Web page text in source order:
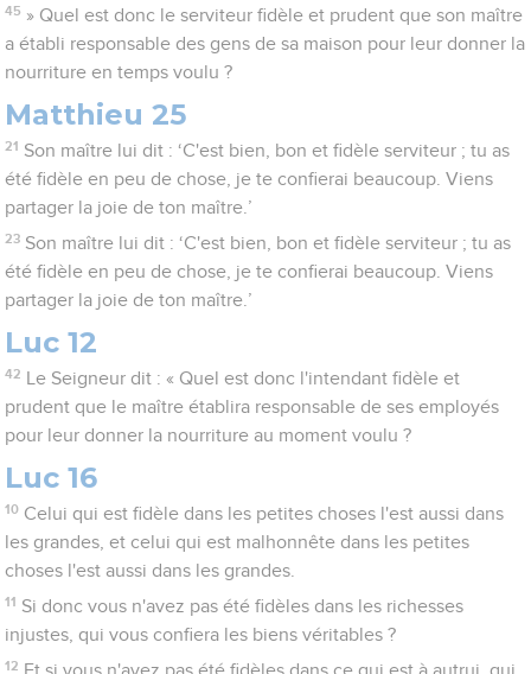
45 » Quel est donc le serviteur fidèle et prudent que son maître
a établi responsable des gens de sa maison pour leur donner la
nourriture en temps voulu ?
Matthieu 25
21 Son maître lui dit : ‘C'est bien, bon et fidèle serviteur ; tu as
été fidèle en peu de chose, je te confierai beaucoup. Viens
partager la joie de ton maître.’
23 Son maître lui dit : ‘C'est bien, bon et fidèle serviteur ; tu as
été fidèle en peu de chose, je te confierai beaucoup. Viens
partager la joie de ton maître.’
Luc 12
42
Le Seigneur dit : « Quel est donc l'intendant fidèle et
prudent que le maître établira responsable de ses employés
pour leur donner la nourriture au moment voulu ?
Luc 16
10 Celui qui est fidèle dans les petites choses l'est aussi dans
les grandes, et celui qui est malhonnête dans les petites
choses l'est aussi dans les grandes.
11 Si donc vous n'avez pas été fidèles dans les richesses
injustes, qui vous confiera les biens véritables ?
12